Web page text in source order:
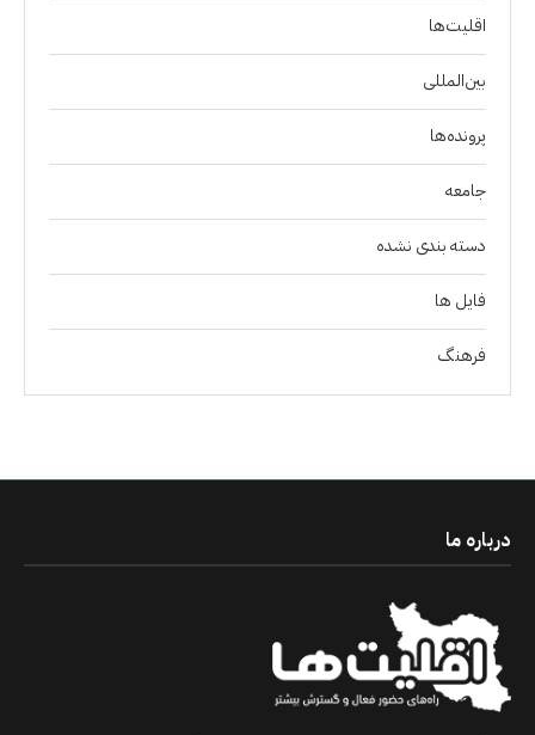
اقلیت‌ها
بین‌المللی
پرونده‌ها
جامعه
دسته بندی نشده
فايل ها
فرهنگ
درباره ما